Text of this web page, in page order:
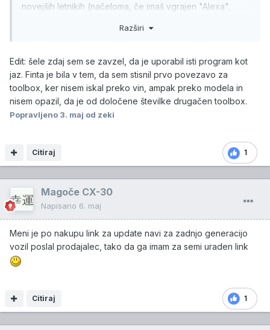
novejših letnikih (načeloma, če imaš vgrajen "Alexa",
Mazda Hybrid Navi. To pomeni, da se ne rabiš več s tem
brezplačno. Spodaj link. Če pa tega nimaš ali vseeno
želiš update na SD kartico, pa se drži uradnega
postopka, da ne uničiš kartice... (link za SD je znotraj
priloženega linka, na približno 5:25 se prikaže
povezava).
Razširi
Edit: šele zdaj sem se zavzel, da je uporabil isti program kot
jaz. Finta je bila v tem, da sem stisnil prvo povezavo za
toolbox, ker nisem iskal preko vin, ampak preko modela in
nisem opazil, da je od določene številke drugačen toolbox.
Popravljeno 3. maj od zeki
1
Citiraj
Magoče CX-30
Napisano 6. maj
Meni je po nakupu link za update navi za zadnjo generacijo
vozil poslal prodajalec, tako da ga imam za semi uraden link
1
Citiraj